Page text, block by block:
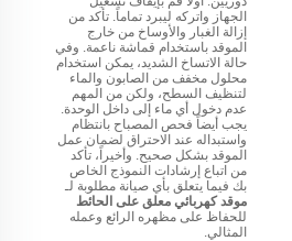
الجهاز واتركه ليبرد تماماً. تأكد من
إزالة الغبار والأوساخ من خارج
الموقد باستخدام قماشة ناعمة. وفي
حالة الاتساخ الشديد، يمكن استخدام
محلول مخفف من الصابون والماء
لتنظيف السطح، ولكن من المهم
عدم دخول أي ماء إلى داخل الوحدة.
يجب أيضاً فحص المصباح بانتظام
واستبداله عند الاحتراق لضمان عمل
الموقد بشكل صحيح. وأخيراً، تأكد
من اتباع إرشادات النموذج الخاص
بك فيما يتعلق بأي صيانة مطلوبة لـ
موقد كهربائي معلق على الحائط
للحفاظ على مظهره الرائع وعمله
المثالي.